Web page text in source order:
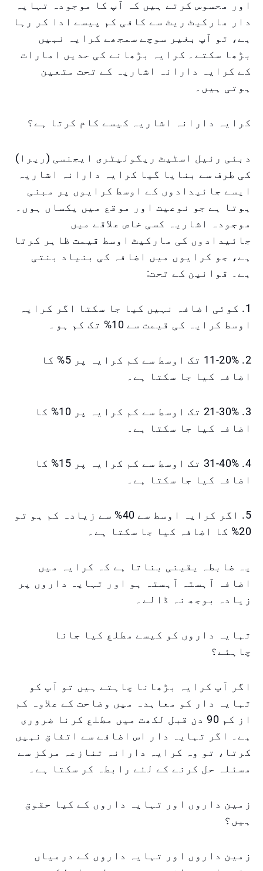
اور محسوس کرتے ہیں کہ آپ کا موجودہ تہایہ
دار مارکیٹ ریٹ سے کافی کم پیسے ادا کر رہا
ہے، تو آپ بغیر سوچے سمجھے کرایہ نہیں
بڑھا سکتے۔ کرایہ بڑھانے کی حدیں امارات
کے کرایہ دارانہ اشاریہ کے تحت متعین
ہوتی ہیں۔
کرایہ دارانہ اشاریہ کیسے کام کرتا ہے؟
دبئی رئیل اسٹیٹ ریگولیٹری ایجنسی (ریرا)
کی طرف سے بنایا گیا کرایہ دارانہ اشاریہ
ایسے جائیدادوں کے اوسط کرایوں پر مبنی
ہوتا ہے جو نوعیت اور موقع میں یکساں ہوں۔
موجودہ اشاریہ کسی خاص علاقے میں
جائیدادوں کی مارکیٹ اوسط قیمت ظاہر کرتا
ہے، جو کرایوں میں اضافہ کی بنیاد بنتی
ہے۔ قوانین کے تحت:
1. کوئی اضافہ نہیں کیا جا سکتا اگر کرایہ
اوسط کرایہ کی قیمت سے 10% تک کم ہو۔
2. 11-20% تک اوسط سے کم کرایہ پر 5% کا
اضافہ کیا جا سکتا ہے۔
3. 21-30% تک اوسط سے کم کرایہ پر 10% کا
اضافہ کیا جا سکتا ہے۔
4. 31-40% تک اوسط سے کم کرایہ پر 15% کا
اضافہ کیا جا سکتا ہے۔
5. اگر کرایہ اوسط سے 40% سے زیادہ کم ہو تو
20% کا اضافہ کیا جا سکتا ہے۔
یہ ضابطہ یقینی بناتا ہے کہ کرایہ میں
اضافہ آہستہ آہستہ ہو اور تہایہ داروں پر
زیادہ بوجھ نہ ڈالے۔
تہایہ داروں کو کیسے مطلع کیا جانا
چاہئے؟
اگر آپ کرایہ بڑھانا چاہتے ہیں تو آپ کو
تہایہ دار کو معاہدہ میں وضاحت کے علاوہ کم
از کم 90 دن قبل لکھت میں مطلع کرنا ضروری
ہے۔ اگر تہایہ دار اس اضافے سے اتفاق نہیں
کرتا، تو وہ کرایہ دارانہ تنازعہ مرکز سے
مسئلہ حل کرنے کے لئے رابطہ کر سکتا ہے۔
زمین داروں اور تہایہ داروں کے کیا حقوق
ہیں؟
زمین داروں اور تہایہ داروں کے درمیاں